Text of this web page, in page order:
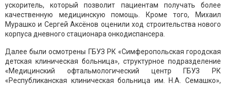
ускоритель, который позволит пациентам получать более
качественную медицинскую помощь. Кроме того, Михаил
Мурашко и Сергей Аксёнов оценили ход строительства нового
корпуса дневного стационара онкодиспансера.
Далее были осмотрены ГБУЗ РК «Симферопольская городская
детская клиническая больница», структурное подразделение
«Медицинский офтальмологический центр ГБУЗ РК
«Республиканская клиническая больница им. Н.А. Семашко»,